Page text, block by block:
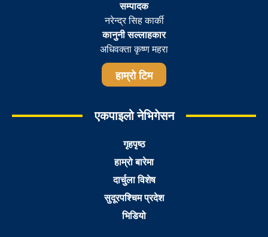
सम्पादक
नरेन्द्र सिह कार्की
कानुनी सल्लाहकार
अधिवक्ता कृष्ण महरा
हाम्रो टिम
एकपाइलो नेभिगेसन
गृहपृष्ठ
हाम्रो बारेमा
दार्चुला विशेष
सुदूरपश्चिम प्रदेश
भिडियो